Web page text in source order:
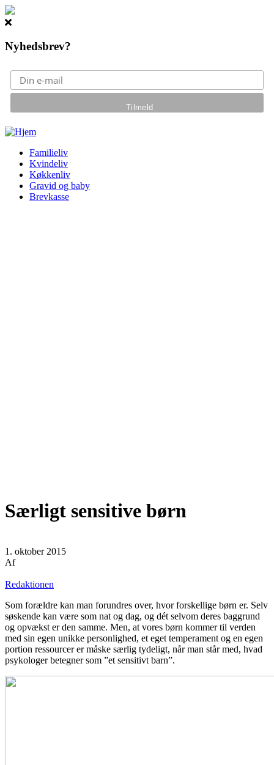
Nyhedsbrev?
Gå til hovedindhold
Familieliv
Kvindeliv
Køkkenliv
Gravid og baby
Brevkasse
Særligt sensitive børn
1. oktober 2015
Af
Redaktionen
Som forældre kan man forundres over, hvor forskellige børn er. Selv
søskende kan være som nat og dag, og dét selvom deres baggrund
og opvækst er den samme. Men, at vores børn kommer til verden
med sin egen unikke personlighed, et eget temperament og en egen
portion ressourcer er måske særlig tydeligt, når man står med, hvad
psykologer betegner som ”et sensitivt barn”.